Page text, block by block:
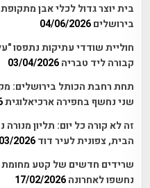
בית יוצר גדול לכלי אבן
בירושלים 04/06/2026
חוליית שודדי עתיקות
קבורה ליד טבריה 03/04/2026
תחת רחבת הכותל בירושלים:
שני נחשף בחפירה ארכיאלוגית
זה לא קורה כל יום: תליון
הבית, צפונית לעיר דוד 2026
שרידים חדשים של קטע מחומת
נחשפו לאחרונה 17/02/2026